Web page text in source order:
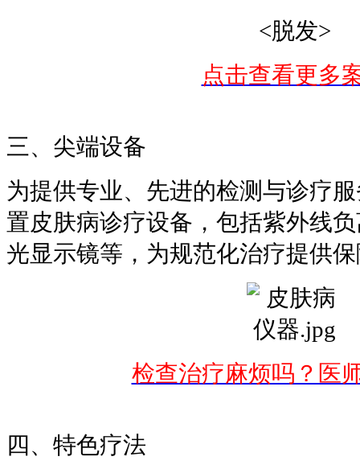
<脱发>
点击查看更多
三、尖端设备
为提供专业、先进的检测与诊疗
置皮肤病诊疗设备，包括紫外线
光显示镜等，为规范化治疗提供
检查治疗麻烦吗？医
四、特色疗法